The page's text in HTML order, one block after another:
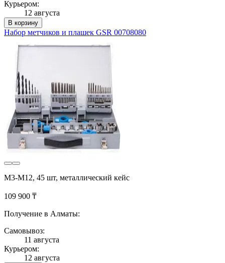
Курьером:
12 августа
В корзину
Набор метчиков и плашек GSR 00708080
M3-M12, 45 шт, металлический кейс
109 900 ₸
Получение в Алматы:
Самовывоз:
11 августа
Курьером:
12 августа